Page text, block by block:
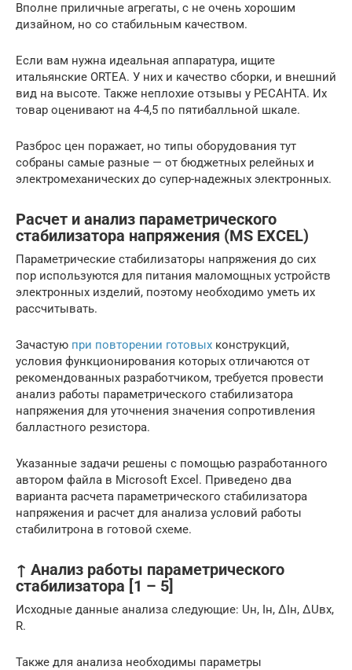
Вполне приличные агрегаты, с не очень хорошим
дизайном, но со стабильным качеством.
Если вам нужна идеальная аппаратура, ищите
итальянские ORTEA. У них и качество сборки, и внешний
вид на высоте. Также неплохие отзывы у РЕСАНТА. Их
товар оценивают на 4-4,5 по пятибалльной шкале.
Разброс цен поражает, но типы оборудования тут
собраны самые разные — от бюджетных релейных и
электромеханических до супер-надежных электронных.
Расчет и анализ параметрического
стабилизатора напряжения (MS EXCEL)
Параметрические стабилизаторы напряжения до сих
пор используются для питания маломощных устройств
электронных изделий, поэтому необходимо уметь их
рассчитывать.
Зачастую при повторении готовых конструкций,
условия функционирования которых отличаются от
рекомендованных разработчиком, требуется провести
анализ работы параметрического стабилизатора
напряжения для уточнения значения сопротивления
балластного резистора.
Указанные задачи решены с помощью разработанного
автором файла в Microsoft Excel. Приведено два
варианта расчета параметрического стабилизатора
напряжения и расчет для анализа условий работы
стабилитрона в готовой схеме.
↑ Анализ работы параметрического
стабилизатора [1 – 5]
Исходные данные анализа следующие: Uн, Iн, ΔIн, ΔUвх,
R.
Также для анализа необходимы параметры